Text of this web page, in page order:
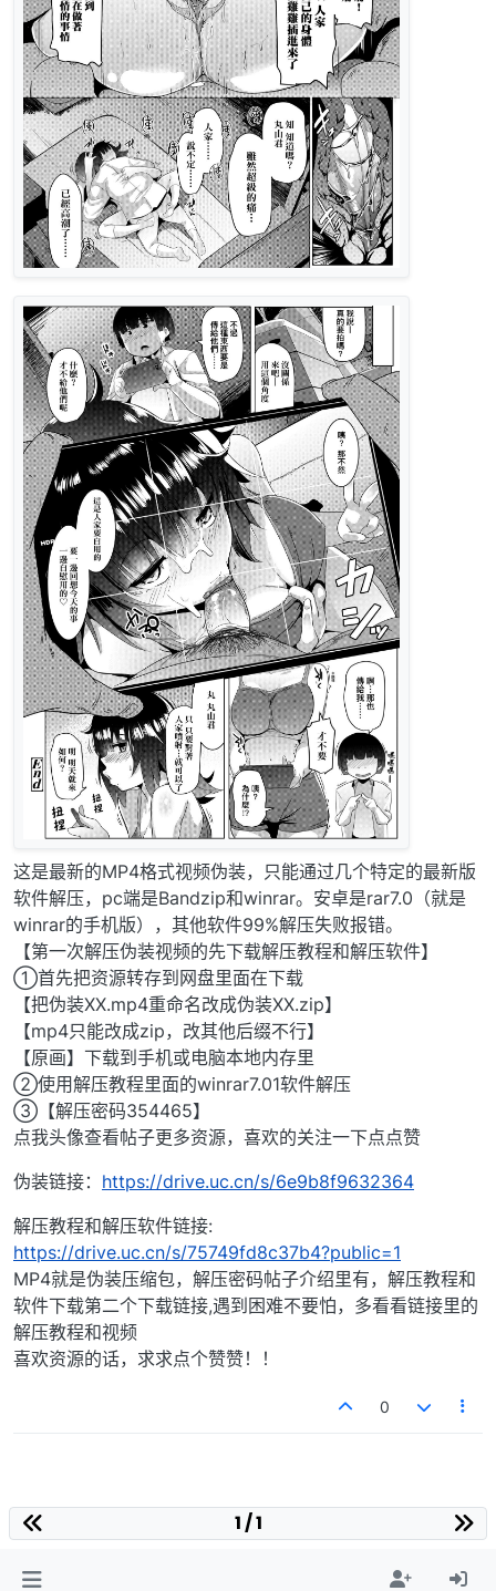
这是最新的MP4格式视频伪装，只能通过几个特定的最新版
软件解压，pc端是Bandzip和winrar。安卓是rar7.0（就是
winrar的手机版），其他软件99%解压失败报错。
【第一次解压伪装视频的先下载解压教程和解压软件】
①首先把资源转存到网盘里面在下载
【把伪装XX.mp4重命名改成伪装XX.zip】
【mp4只能改成zip，改其他后缀不行】
【原画】下载到手机或电脑本地内存里
②使用解压教程里面的winrar7.01软件解压
③【解压密码354465】
点我头像查看帖子更多资源，喜欢的关注一下点点赞
伪装链接： https://drive.uc.cn/s/6e9b8f9632364
解压教程和解压软件链接:
https://drive.uc.cn/s/75749fd8c37b4?public=1
MP4就是伪装压缩包，解压密码帖子介绍里有，解压教程和
软件下载第二个下载链接,遇到困难不要怕，多看看链接里的
解压教程和视频
喜欢资源的话，求求点个赞赞！！
0
1 / 1